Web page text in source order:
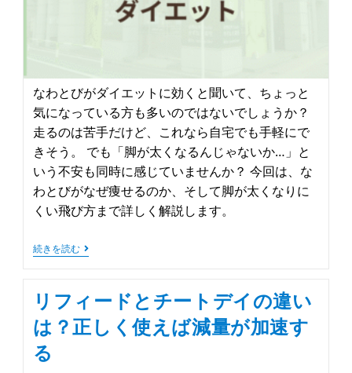
なわとびがダイエットに効くと聞いて、ちょっと
気になっている方も多いのではないでしょうか？
走るのは苦手だけど、これなら自宅でも手軽にで
きそう。 でも「脚が太くなるんじゃないか…」と
いう不安も同時に感じていませんか？ 今回は、な
わとびがなぜ痩せるのか、そして脚が太くなりに
くい飛び方まで詳しく解説します。
続きを読む
リフィードとチートデイの違い
は？正しく使えば減量が加速す
る